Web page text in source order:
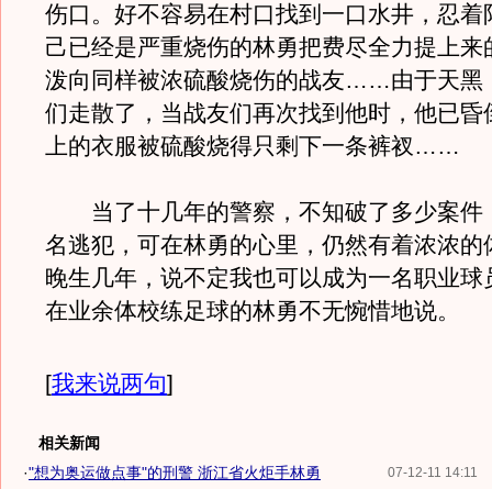
伤口。好不容易在村口找到一口水井，忍着
己已经是严重烧伤的林勇把费尽全力提上来
泼向同样被浓硫酸烧伤的战友……由于天黑
们走散了，当战友们再次找到他时，他已昏
上的衣服被硫酸烧得只剩下一条裤衩……
当了十几年的警察，不知破了多少案件
名逃犯，可在林勇的心里，仍然有着浓浓的
晚生几年，说不定我也可以成为一名职业球
在业余体校练足球的林勇不无惋惜地说。
[我来说两句]
相关新闻
07-12-11 14:11
·"想为奥运做点事"的刑警 浙江省火炬手林勇